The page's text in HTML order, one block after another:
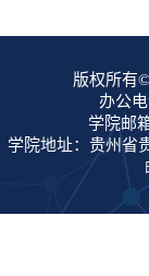
版权所有
办公
学院邮
学院地址：贵州省